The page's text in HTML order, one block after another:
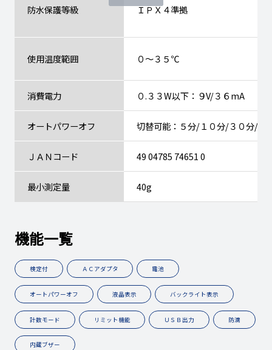
防水保護等級 ＩＰＸ４準拠
使用温度範囲 ０～３５℃
消費電力 ０.３３W以下：９V/３６mA
オートパワーオフ 切替可能：５分/１０分/３０分/６
ＪＡＮコード 49 04785 74651 0
最小測定量 40g
機能一覧
検定付 ＡＣアダプタ 電池
オートパワーオフ 液晶表示 バックライト表示
計数モード リミット機能 ＵＳＢ出力 防滴
内蔵ブザー